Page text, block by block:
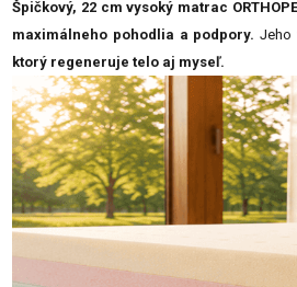
Špičkový, 22 cm vysoký matrac
maximálneho pohodlia a podpory. Jeho
ktorý regeneruje telo aj myseľ.